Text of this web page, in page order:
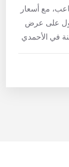
مع أسعار
على عرض